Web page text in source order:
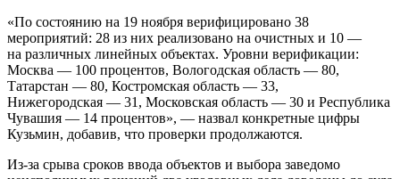
«По состоянию на 19 ноября верифицировано 38
мероприятий: 28 из них реализовано на очистных и 10 —
на различных линейных объектах. Уровни верификации:
Москва — 100 процентов, Вологодская область — 80,
Татарстан — 80, Костромская область — 33,
Нижегородская — 31, Московская область — 30 и Республика
Чувашия — 14 процентов», — назвал конкретные цифры
Кузьмин, добавив, что проверки продолжаются.
Из-за срыва сроков ввода объектов и выбора заведомо